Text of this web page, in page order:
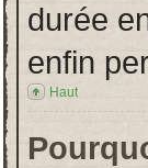
durée
enfin
Haut